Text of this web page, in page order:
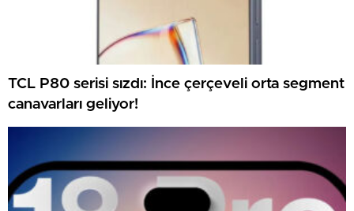
TCL P80 serisi sızdı: İnce çerçeveli orta segment
canavarları geliyor!